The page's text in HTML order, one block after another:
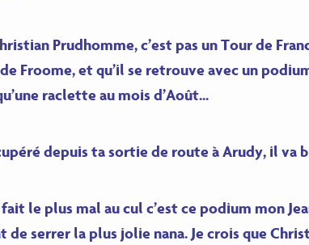
Prudhomme, c’est pas un Tour de
Froome, et qu’il se retrouve avec un
raclette au mois d’Août…
depuis ta sortie de route à Arudy, il va
le plus mal au cul c’est ce podium mon
serrer la plus jolie nana. Je crois que